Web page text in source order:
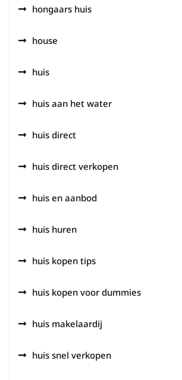
hongaars huis
house
huis
huis aan het water
huis direct
huis direct verkopen
huis en aanbod
huis huren
huis kopen tips
huis kopen voor dummies
huis makelaardij
huis snel verkopen